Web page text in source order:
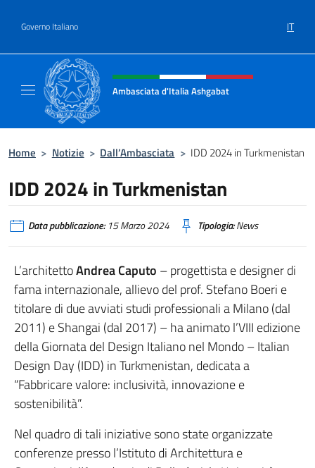
Governo Italiano IT
Intestazione sito, social e menù
Ambasciata d'Italia Ashgabat
Home > Notizie > Dall’Ambasciata > IDD 2024 in Turkmenistan
IDD 2024 in Turkmenistan
Data pubblicazione:15 Marzo 2024 Tipologia:News
L’architettoAndrea Caputo – progettista e designer di
fama internazionale, allievo del prof. Stefano Boeri e
titolare di due avviati studi professionali a Milano (dal
2011) e Shangai (dal 2017) – ha animato l’VIII edizione
della Giornata del Design Italiano nel Mondo – Italian
Design Day (IDD) in Turkmenistan, dedicata a
“Fabbricare valore: inclusività, innovazione e
sostenibilità”.
Nel quadro di tali iniziative sono state organizzate
conferenze presso l’Istituto di Architettura e